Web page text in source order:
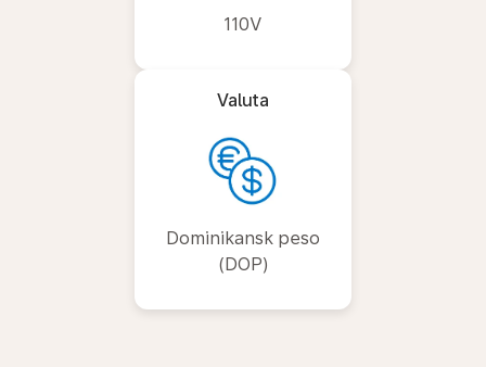
110V
Valuta
Dominikansk peso
(DOP)